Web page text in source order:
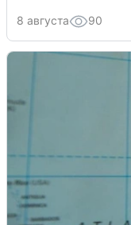
8 августа 90